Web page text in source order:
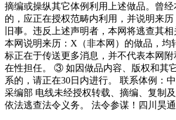
摘编或操纵其它体例利用上述做品。曾
的，应正在授权范畴内利用，并说明来历
旧事。违反上述声明者，本网将逃查其
本网说明来历：X（非本网）的做品，均
标正在于传送更多消息，并不代表本网
在性担任。 ③ 如因做品内容、版权和其
系的，请正在30日内进行。 联系体例：
采编部 电线未经授权转载、摘编、复制
依法逃查法令义务。 法令参谋！四川昊通